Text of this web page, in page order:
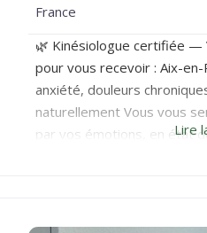
France
🌿 Kinésiologue certifiée —
pour vous recevoir : Aix-
anxiété, douleurs
naturellement Vous vous
par vos émotions, en état
Lire